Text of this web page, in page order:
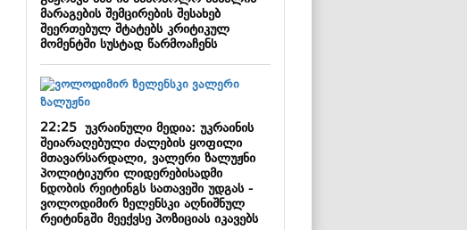
მარაგების შემცირების შესახებ
შეერთებულ შტატებს კრიტიკულ
მომენტში სუსტად წარმოაჩენს
22:25უკრაინული მედია: უკრაინის
შეიარაღებული ძალების ყოფილი
მთავარსარდალი, ვალერი ზალუჟნი
პოლიტიკური ლიდერებისადმი
ნდობის რეიტინგს სათავეში უდგას -
ვოლოდიმირ ზელენსკი აღნიშნულ
რეიტინგში მეექვსე პოზიციას იკავებს